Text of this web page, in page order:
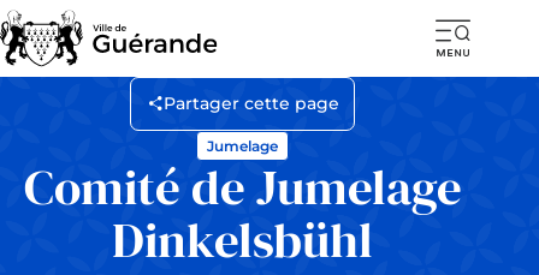
Comité de Jumelage
Dinkelsbühl
Jumelage
Partager cette page